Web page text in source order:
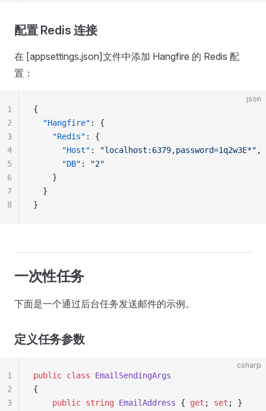
配置 Redis 连接
在 [appsettings.json]文件中添加 Hangfire 的 Redis 配
置：
json
{
  "Hangfire"
: {
    "Redis"
: {
      "Host"
: "localhost:6379,password=1q2w3E*" ,
      "DB"
:
"2"
    }
  }
}
1
2
3
4
5
6
7
8
一次性任务
下面是一个通过后台任务发送邮件的示例。
定义任务参数
csharp
public class EmailSendingArgs
{
    public
string EmailAddress { get ; set ; }
1
2
3